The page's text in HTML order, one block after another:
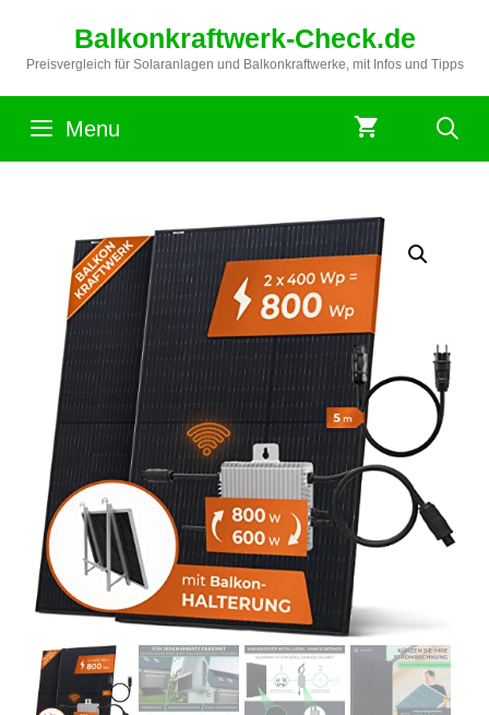
springen
Balkonkraftwerk-Check.de
Preisvergleich für Solaranlagen und Balkonkraftwerke, mit Infos und Tipps
Menu